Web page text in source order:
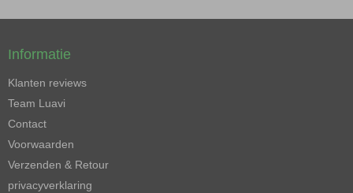
Informatie
Klanten reviews
Team Luavi
Contact
Voorwaarden
Verzenden & Retour
privacyverklaring